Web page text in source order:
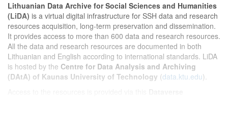
Lithuanian Data Archive for Social Sciences and Humanities
(LiDA) is a virtual digital infrastructure for SSH data and research
resources acquisition, long-term preservation and dissemination.
It provides access to more than 600 data and research resources.
All the data and research resources are documented in both
Lithuanian and English according to international standards. LiDA
is hosted by the Centre for Data Analysis and Archiving
(DAtA) of Kaunas University of Technology (data.ktu.edu).